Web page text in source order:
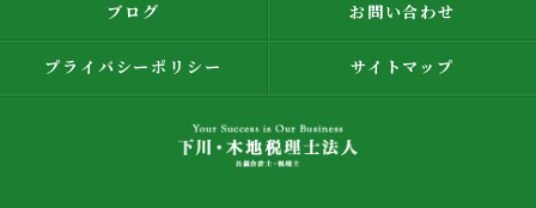
ブログ お問い合わせ
プライバシーポリシー サイトマップ